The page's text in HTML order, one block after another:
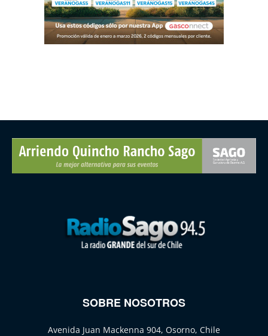
SOBRE NOSOTROS
Avenida Juan Mackenna 904, Osorno, Chile